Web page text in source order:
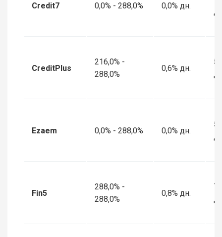
Credit7 0,0% - 288,0% 0,0% дн.
CreditPlus
216,0% -
288,0%
0,6% дн.
5
Ezaem 0,0% - 288,0% 0,0% дн.
5
Fin5
288,0% -
288,0%
0,8% дн.
7